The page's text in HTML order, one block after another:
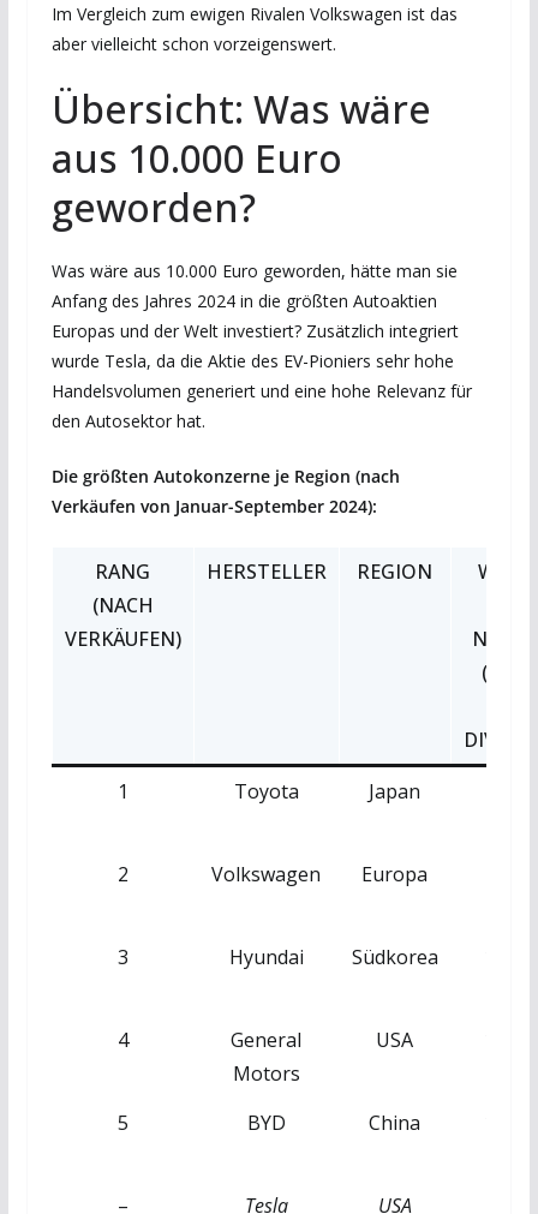
Im Vergleich zum ewigen Rivalen Volkswagen ist das
aber vielleicht schon vorzeigenswert.
Übersicht: Was wäre
aus 10.000 Euro
geworden?
Was wäre aus 10.000 Euro geworden, hätte man sie
Anfang des Jahres 2024 in die größten Autoaktien
Europas und der Welt investiert? Zusätzlich integriert
wurde Tesla, da die Aktie des EV-Pioniers sehr hohe
Handelsvolumen generiert und eine hohe Relevanz für
den Autosektor hat.
Die größten Autokonzerne je Region (nach
Verkäufen von Januar-September 2024):
RANG
(NACH
VERKÄUFEN)
HERSTELLER REGION
WERT
(IN
1
Toyota Japan
2 Volkswagen Europa
3 Hyundai Südkorea
4
General
Motors
USA
5 BYD China
– Tesla USA